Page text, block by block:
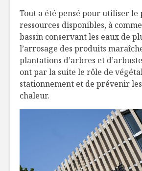
Tout a été pensé pour utiliser le
ressources disponibles, à
bassin conservant les eaux de
l’arrosage des produits
plantations d’arbres et
ont par la suite le rôle de
stationnement et de prévenir
chaleur.